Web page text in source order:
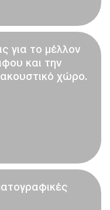
για το μέλλον
και την
χώρο.